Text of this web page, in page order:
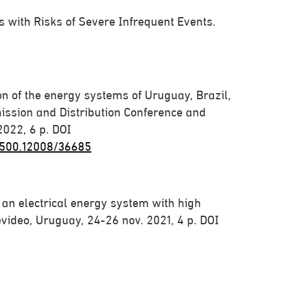
with Risks of Severe Infrequent Events.
of the energy systems of Uruguay, Brazil,
and Distribution Conference and
6 p. DOI
36685
an electrical energy system with high
Uruguay, 24-26 nov. 2021, 4 p. DOI